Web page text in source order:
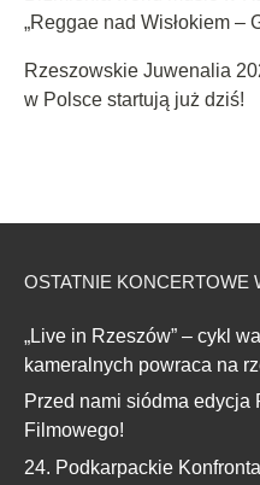
„Reggae nad Wisłokiem –
Rzeszowskie Juwenalia
w Polsce startują już dziś!
OSTATNIE KONCERTOWE
„Live in Rzeszów” – cykl
kameralnych powraca na
Przed nami siódma edycja
Filmowego!
24. Podkarpackie